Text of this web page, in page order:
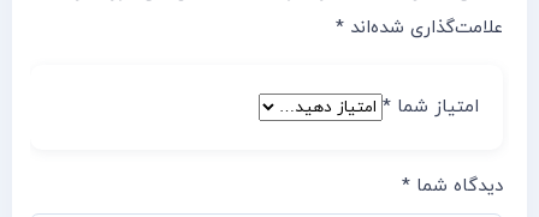
علامت‌گذاری شده‌اند *
امتیاز شما *
دیدگاه شما *